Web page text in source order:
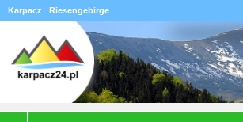
Karpacz Riesengebirge